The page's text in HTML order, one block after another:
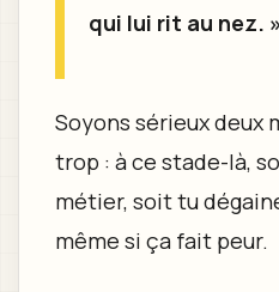
qui lui rit au nez. »
Soyons sérieux deux
trop : à ce stade-là,
métier, soit tu
même si ça fait peur.